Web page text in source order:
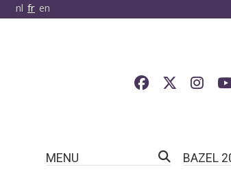
nl fr en
MENU BAZEL